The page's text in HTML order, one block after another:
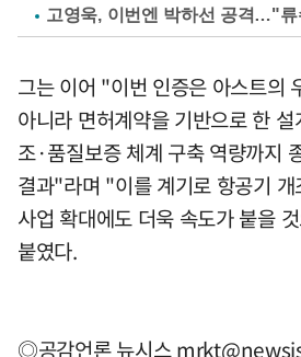
고영욱, 이번엔 박하선 공격…"
그는 이어 "이번 인증은 아스트의
아니라 면허계약을 기반으로 한
조·품질보증 체계 구축 역량까지
결과"라며 "이를 계기로 항공기
사업 확대에도 더욱 속도가 붙을
붙였다.
◎공감언론 뉴시스